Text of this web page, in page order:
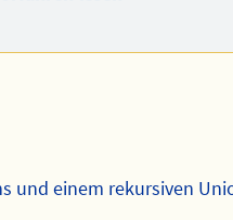
und einem rekursiven